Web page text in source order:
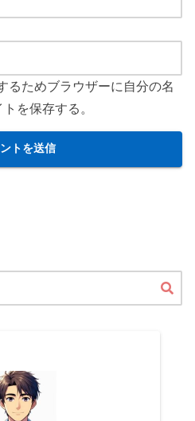
るためブラウザーに自分の名
を保存する。